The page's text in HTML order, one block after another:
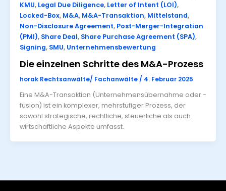
KMU, Legal Due Diligence, Letter of Intent (LOI),
Locked-Box, M&A, M&A-Transaktion, Mittelstand,
Non-Disclosure Agreement, Post-Merger-Integration
(PMI), Share Deal, Share Purchase Agreement (SPA),
Signing, SMU, Unternehmensbewertung
Die einzelnen Schritte des M&A-Prozess
horak Rechtsanwälte/ Fachanwälte / 4. Februar 2025
Eine M&A-Transaktion (Unternehmensübernahme oder -
fusion) ist ein komplexer, mehrstufiger Prozess, der
sowohl strategische, rechtliche, steuerliche als auch
wirtschaftliche Aspekte umfasst.